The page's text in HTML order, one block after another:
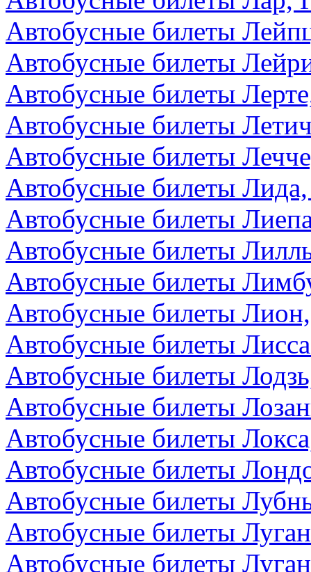
Автобусные билеты
Автобусные билеты
Автобусные билеты
Автобусные билеты
Автобусные билеты
Автобусные билеты Лида,
Автобусные билеты
Автобусные билеты
Автобусные билеты
Автобусные билеты
Автобусные билеты
Автобусные билеты
Автобусные билеты
Автобусные билеты
Автобусные билеты
Автобусные билеты
Автобусные билеты
Автобусные билеты